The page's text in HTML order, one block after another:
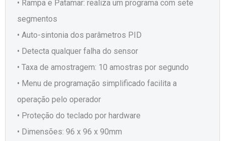
• Rampa e Patamar: realiza um programa com sete
segmentos
• Auto-sintonia dos parâmetros PID
• Detecta qualquer falha do sensor
• Taxa de amostragem: 10 amostras por segundo
• Menu de programação simplificado facilita a
operação pelo operador
• Proteção do teclado por hardware
• Dimensões: 96 x 96 x 90mm